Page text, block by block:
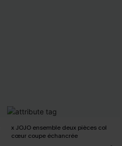
x JOJO ensemble deux pièces col
cœur coupe échancrée